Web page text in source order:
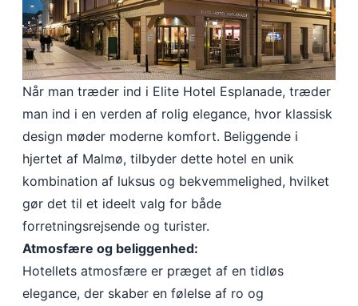
Når man træder ind i Elite Hotel Esplanade, træder
man ind i en verden af rolig elegance, hvor klassisk
design møder moderne komfort. Beliggende i
hjertet af Malmø, tilbyder dette hotel en unik
kombination af luksus og bekvemmelighed, hvilket
gør det til et ideelt valg for både
forretningsrejsende og turister.
Atmosfære og beliggenhed:
Hotellets atmosfære er præget af en tidløs
elegance, der skaber en følelse af ro og